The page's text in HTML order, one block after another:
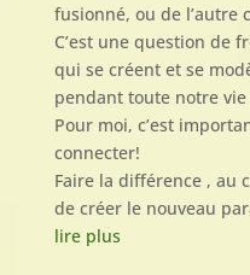
fusionné, ou de l’autre
C’est une question de
qui se créent et se
pendant toute notre
Pour moi, c’est
connecter!
Faire la différence , au
de créer le nouveau
lire plus